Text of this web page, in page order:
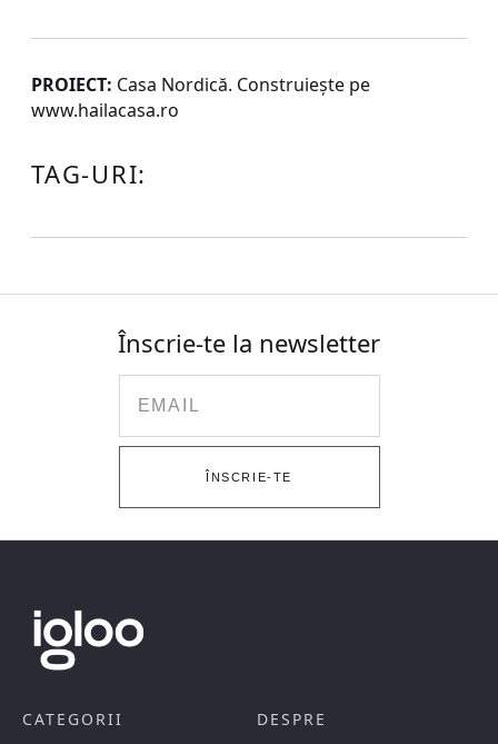
PROIECT: Casa Nordică. Construiește pe
www.hailacasa.ro
TAG-URI:
Înscrie-te la newsletter
ÎNSCRIE-TE
CATEGORII
DESPRE